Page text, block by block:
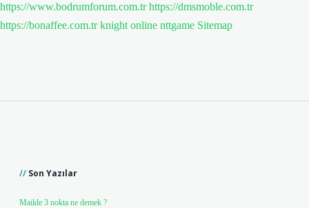
https://www.bodrumforum.com.tr https://dmsmoble.com.tr
https://bonaffee.com.tr knight online nttgame Sitemap
Son Yazılar
Mailde 3 nokta ne demek ?